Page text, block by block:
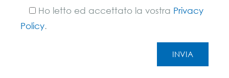
Ho letto ed accettato la vostra Privacy
Policy.